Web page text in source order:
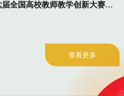
查看更多
我校教师在第六届全国高校教师教学创新大赛中获国家级奖项